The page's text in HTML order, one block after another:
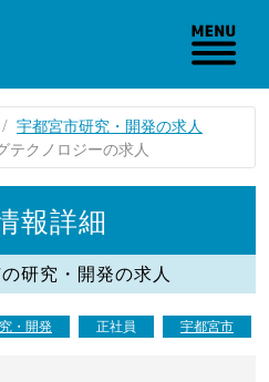
宇都宮市研究・開発の求人
テクノロジーの求人
報詳細
研究・開発の求人
・開発 正社員 宇都宮市